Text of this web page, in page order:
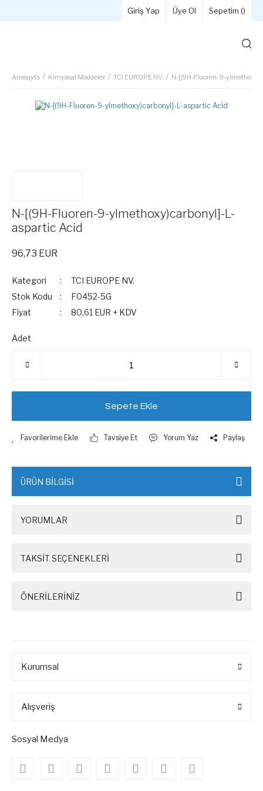
Giriş Yap Üye Ol Sepetim ()
Anasayfa Kimyasal Maddeler TCI EUROPE NV. N-[(9H-Fluoren-9-
N-[(9H-Fluoren-9-ylmethoxy)carbonyl]-L-
aspartic Acid
96,73 EUR
Kategori
TCI EUROPE NV.
Stok Kodu
F0452-5G
Fiyat
80,61 EUR + KDV
Adet
Sepete Ekle
Tavsiye Et Yorum Yaz Paylaş
ÜRÜN BİLGİSİ
YORUMLAR
TAKSİT SEÇENEKLERİ
ÖNERİLERİNİZ
Kurumsal
Alışveriş
Sosyal Medya